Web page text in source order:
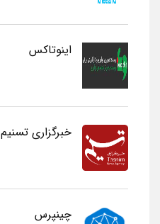
اینوتاکس
خبرگزاری تسنیم
چینپرس